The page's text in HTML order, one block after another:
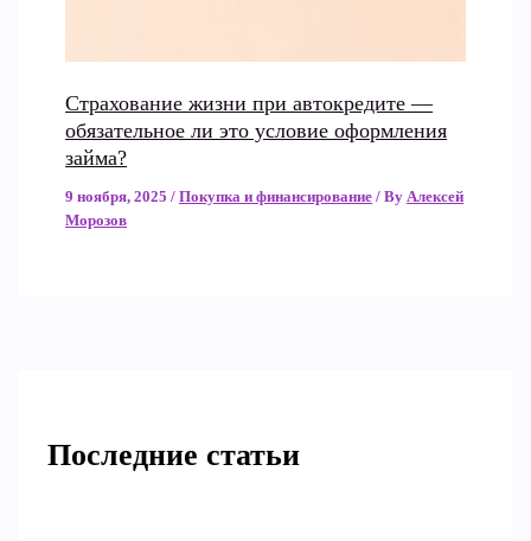
Страхование жизни при автокредите —
обязательное ли это условие оформления
займа?
9 ноября, 2025/Покупка и финансирование / ByАлексей
Морозов
Последние статьи